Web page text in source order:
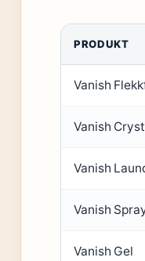
PRODUKT
Vanish
Vanish
Vanish
Vanish
Vanish Gel